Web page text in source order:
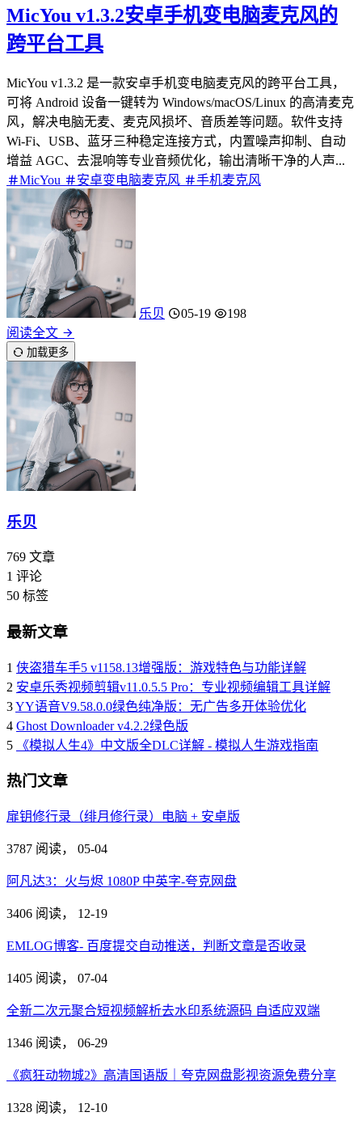
MicYou v1.3.2安卓手机变电脑麦克风的
跨平台工具
MicYou v1.3.2 是一款安卓手机变电脑麦克风的跨平台工具，
可将 Android 设备一键转为 Windows/macOS/Linux 的高清麦克
风，解决电脑无麦、麦克风损坏、音质差等问题。软件支持
Wi‑Fi、USB、蓝牙三种稳定连接方式，内置噪声抑制、自动
增益 AGC、去混响等专业音频优化，输出清晰干净的人声...
MicYou
安卓变电脑麦克风 手机麦克风
乐贝 05-19
198
阅读全文
加载更多
乐贝
769 文章
1 评论
50 标签
最新文章
1 侠盗猎车手5 v1158.13增强版：游戏特色与功能详解
2 安卓乐秀视频剪辑v11.0.5.5 Pro：专业视频编辑工具详解
3YY语音V9.58.0.0绿色纯净版：无广告多开体验优化
4 Ghost Downloader v4.2.2绿色版
5
《模拟人生4》中文版全DLC详解 - 模拟人生游戏指南
热门文章
扉钥修行录（绯月修行录）电脑 + 安卓版
3787 阅读， 05-04
阿凡达3：火与烬 1080P 中英字-夸克网盘
3406 阅读， 12-19
EMLOG博客- 百度提交自动推送，判断文章是否收录
1405 阅读， 07-04
全新二次元聚合短视频解析去水印系统源码 自适应双端
1346 阅读， 06-29
《疯狂动物城2》高清国语版｜夸克网盘影视资源免费分享
1328 阅读， 12-10